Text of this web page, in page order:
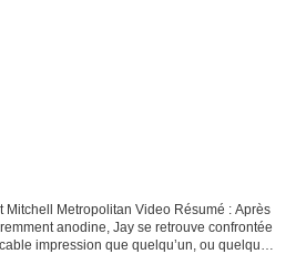
Mitchell Metropolitan Video Résumé : Après
anodine, Jay se retrouve confrontée
impression que quelqu’un, ou quelque